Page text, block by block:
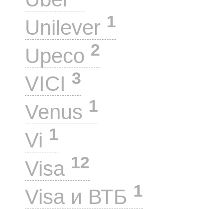
Unilever 1
Upeco 2
VICI 3
Venus 1
Vi 1
Visa 12
Visa и ВТБ 1